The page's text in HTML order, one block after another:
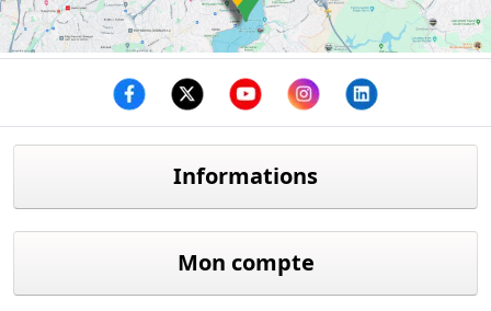
Informations
Mon compte